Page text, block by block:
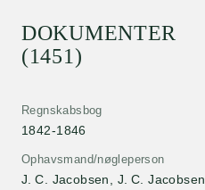
DOKUMENTER
(1451)
Ophavsmand/nøgleperson
J. C. Jacobsen, J. C. Jacobsen
Regnskabsbog
1842-1846